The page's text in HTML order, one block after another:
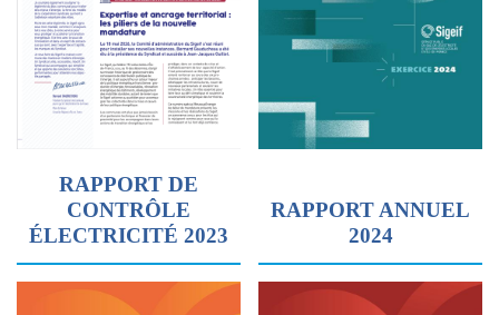
RAPPORT DE
CONTRÔLE
ÉLECTRICITÉ 2023
RAPPORT ANNUEL
2024